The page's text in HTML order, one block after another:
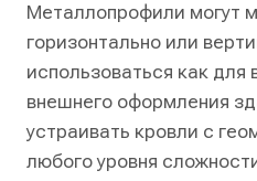
Металлопрофили могут
горизонтально или
использоваться как для
внешнего оформления
устраивать кровли с
любого уровня